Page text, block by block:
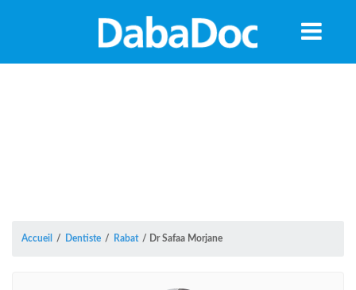
Accueil / Dentiste / Rabat / Dr Safaa Morjane